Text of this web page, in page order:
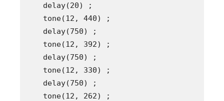
    delay(20) ;
    tone(12, 440) ;
    delay(750) ;
    tone(12, 392) ;
    delay(750) ;
    tone(12, 330) ;
    delay(750) ;
    tone(12, 262) ;